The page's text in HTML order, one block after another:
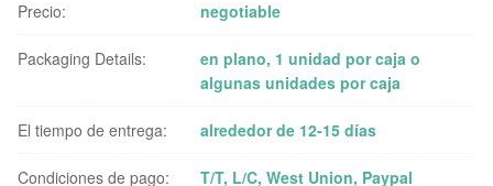
Precio: negotiable
Packaging Details:
en plano, 1 unidad por caja o
algunas unidades por caja
El tiempo de entrega: alrededor de 12-15 días
Condiciones de pago: T/T, L/C, West Union, Paypal